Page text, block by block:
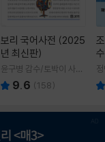
보리 국어사전 (2025
년 최신판)
윤구병 감수/토박이 사전
편찬실 편
9.6 (158)